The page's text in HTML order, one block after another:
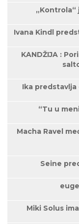
Ivana Kindl
KANDŽIJA :
Ika
“Tu u
Macha Ravel
Seine
Miki Solus